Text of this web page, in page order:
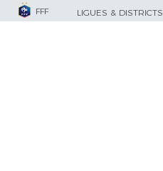
FFF LIGUES & DISTRICTS